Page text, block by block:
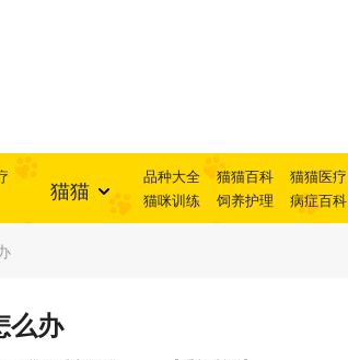
猫猫 品种大全 猫猫百科 猫猫医疗
猫咪训练
饲养护理 病症百科
么办